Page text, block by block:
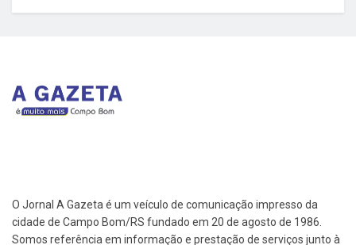
O Jornal A Gazeta é um veículo de comunicação impresso da
cidade de Campo Bom/RS fundado em 20 de agosto de 1986.
Somos referência em informação e prestação de serviços junto à